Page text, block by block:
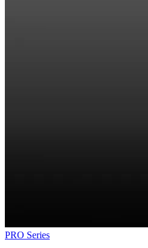
PRO Series